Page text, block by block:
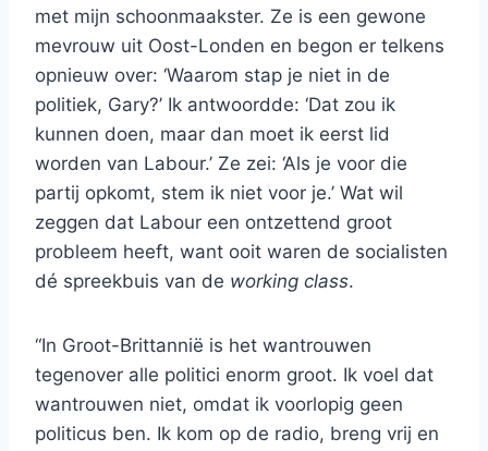
met mijn schoonmaakster. Ze is een gewone
mevrouw uit Oost-Londen en begon er telkens
opnieuw over: ‘Waarom stap je niet in de
politiek, Gary?’ Ik antwoordde: ‘Dat zou ik
kunnen doen, maar dan moet ik eerst lid
worden van Labour.’ Ze zei: ‘Als je voor die
partij opkomt, stem ik niet voor je.’ Wat wil
zeggen dat Labour een ontzettend groot
probleem heeft, want ooit waren de socialisten
dé spreekbuis van de working class.
“In Groot-Brittannië is het wantrouwen
tegenover alle politici enorm groot. Ik voel dat
wantrouwen niet, omdat ik voorlopig geen
politicus ben. Ik kom op de radio, breng vrij en